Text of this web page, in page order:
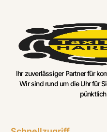
Ihr zuverlässiger Partner für
Wir sind rund um die Uhr für